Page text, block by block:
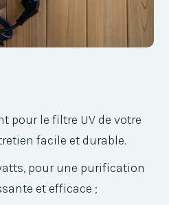
pour le filtre UV de votre
facile et durable.
pour une purification
et efficace ;